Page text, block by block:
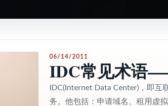
06/14/2011
IDC常见术语
IDC(Internet Data Center)，即
务。他包括：申请域名、租用虚